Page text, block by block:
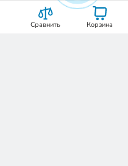
Сравнить Корзина